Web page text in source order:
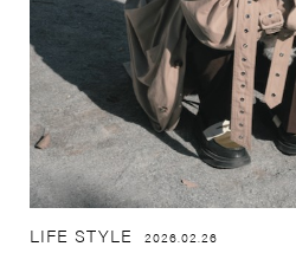
LIFE STYLE 2026.02.26